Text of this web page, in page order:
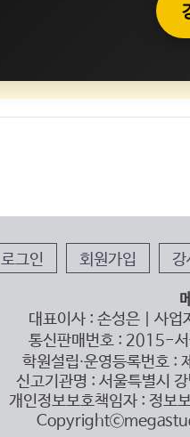
로그인 회원가입 강
대표이사 : 손성은 | 사
통신판매번호 : 2015-
학원설립∙운영등록번호 :
신고기관명 : 서울특별시
개인정보보호책임자 : 정보